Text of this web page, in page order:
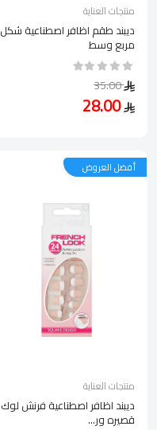
منتجات العناية
ديبند طقم اظافر اصطناعية شكل
مربع وسط
35.00
28.00
أفضل العروض
منتجات العناية
ديبند اظافر اصطناعية فرنش لوك
قصيره ور...